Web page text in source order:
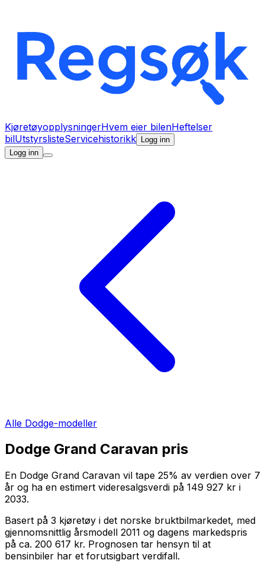
KjøretøyopplysningerHvem eier bilenHeftelser
bilUtstyrslisteServicehistorikk Logg inn
Logg inn
Alle Dodge-modeller
Dodge Grand Caravan pris
En Dodge Grand Caravan vil tape 25% av verdien over 7
år og ha en estimert videresalgsverdi på 149 927 kr i
2033.
Basert på 3 kjøretøy i det norske bruktbilmarkedet, med
gjennomsnittlig årsmodell 2011 og dagens markedspris
på ca. 200 617 kr. Prognosen tar hensyn til at
bensinbiler har et forutsigbart verdifall.